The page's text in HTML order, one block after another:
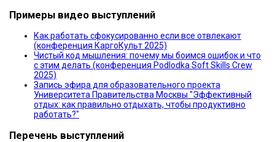
Примеры видео выступлений
Как работать сфокусированно если все отвлекают
(конференция КаргоКульт 2025)
Чистый код мышления: почему мы боимся ошибок и что
с этим делать (конференция Podlodka Soft Skills Crew
2025)
Запись эфира для образовательного проекта
Университета Правительства Москвы "Эффективный
отдых: как правильно отдыхать, чтобы продуктивно
работать?"
Перечень выступлений